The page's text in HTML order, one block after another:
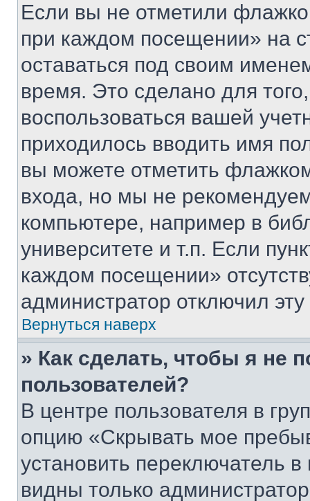
Если вы не отметили
при каждом посещении» на
оставаться под своим
время. Это сделано для
воспользоваться вашей
приходилось вводить имя
вы можете отметить
входа, но мы не
компьютере, например в
университете и т.п. Если
каждом посещении»
администратор отключил
Вернуться наверх
» Как сделать, чтобы я не
пользователей?
В центре пользователя в
опцию «Скрывать мое
установить переключатель
видны только